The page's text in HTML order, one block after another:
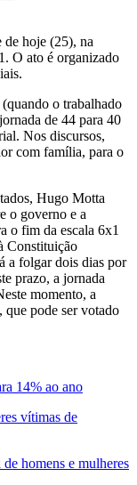
de hoje (25), na
O ato é organizado
o trabalhado
de 44 para 40
Nos discursos,
com família, para o
Hugo Motta
o governo e a
o fim da escala 6x1
Constituição
a folgar dois dias por
prazo, a jornada
momento, a
que pode ser votado
14% ao ano
vítimas de
homens e mulheres